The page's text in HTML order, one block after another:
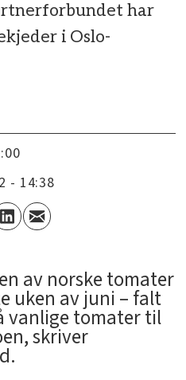
har
i Oslo-
- 14:38
av norske tomater
uken av juni – falt
vanlige tomater til
skriver